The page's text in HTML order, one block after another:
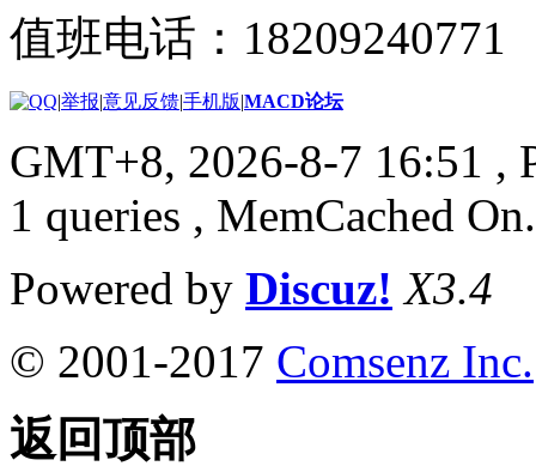
值班电话：
|举报|意见反馈|手机版|MACD论坛
GMT+8, 2026-8-7 16:51 ,
1 queries , MemCached On.
Powered by Discuz! X3.4
© 2001-2017 Comsenz Inc.
返回顶部